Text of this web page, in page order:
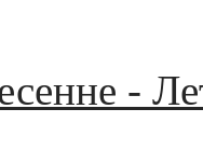
-